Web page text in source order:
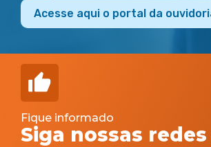
Acesse aqui o portal da
Fique informado
Siga nossas